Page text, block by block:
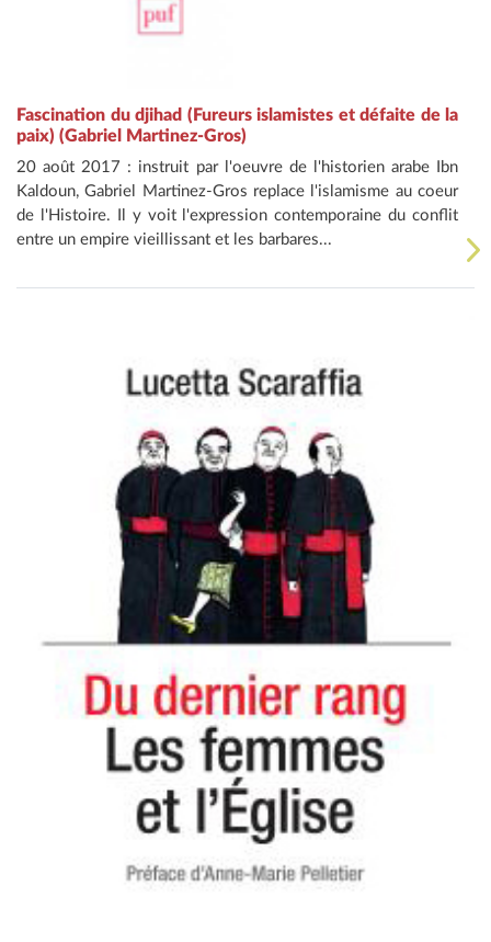
Fascination du djihad (Fureurs islamistes et défaite de la
paix) (Gabriel Martinez-Gros)
20 août 2017 : instruit par l'oeuvre de l'historien arabe Ibn
Kaldoun, Gabriel Martinez-Gros replace l'islamisme au coeur
de l'Histoire. Il y voit l'expression contemporaine du conflit
entre un empire vieillissant et les barbares...